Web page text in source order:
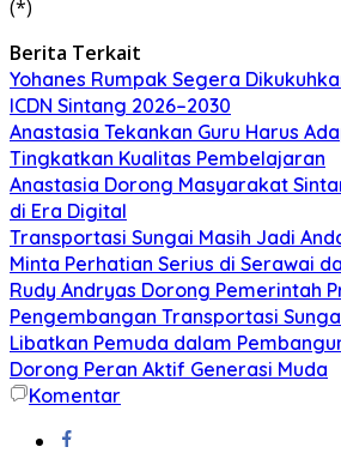
(*)
Berita Terkait
Yohanes Rumpak Segera
ICDN Sintang 2026–2030
Anastasia Tekankan Guru Harus
Tingkatkan Kualitas Pembelajaran
Anastasia Dorong Masyarakat
di Era Digital
Transportasi Sungai Masih Jadi
Minta Perhatian Serius di Serawai
Rudy Andryas Dorong Pemerintah
Pengembangan Transportasi
Libatkan Pemuda dalam
Dorong Peran Aktif Generasi Muda
Komentar